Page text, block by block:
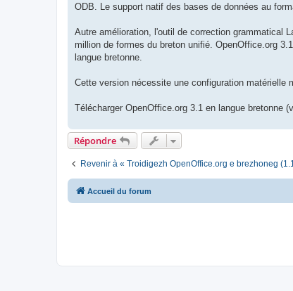
ODB. Le support natif des bases de données au
Autre amélioration, l'outil de correction grammatical
million de formes du breton unifié. OpenOffice.org
langue bretonne.
Cette version nécessite une configuration matérielle
Télécharger OpenOffice.org 3.1 en langue bretonne
Répondre
Revenir à « Troidigezh OpenOffice.org e brezhoneg
Accueil du forum